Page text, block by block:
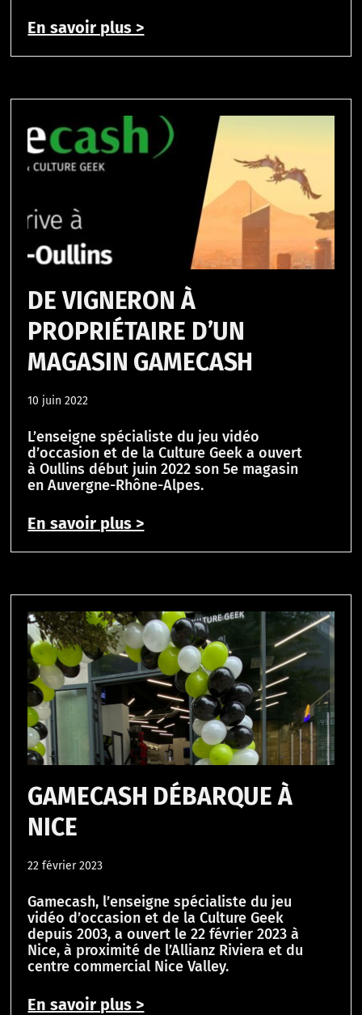
En savoir plus >
DE VIGNERON À
PROPRIÉTAIRE D’UN
MAGASIN GAMECASH
10 juin 2022
L’enseigne spécialiste du jeu vidéo
d’occasion et de la Culture Geek a ouvert
à Oullins début juin 2022 son 5e magasin
en Auvergne-Rhône-Alpes.
En savoir plus >
GAMECASH DÉBARQUE À
NICE
22 février 2023
Gamecash, l’enseigne spécialiste du jeu
vidéo d’occasion et de la Culture Geek
depuis 2003, a ouvert le 22 février 2023 à
Nice, à proximité de l’Allianz Riviera et du
centre commercial Nice Valley.
En savoir plus >